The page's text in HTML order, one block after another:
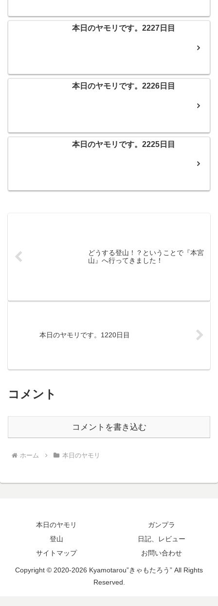
本日のヤモリです。2227日目
本日のヤモリです。2226日目
本日のヤモリです。2225日目
どうする登山！？ということで『本宮
山』へ行ってきました！
本日のヤモリです。1220日目
コメント
コメントを書き込む
ホーム 本日のヤモリ
本日のヤモリ
ガンプラ
登山
日記、レビュー
サイトマップ
お問い合わせ
Copyright © 2020-2026 Kyamotarou”きゃもたろう” All Rights
Reserved.